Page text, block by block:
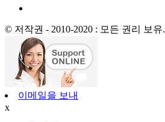
© 저작권 - 2010-2020 : 모든 권리 보유.
이메일을 보내
x